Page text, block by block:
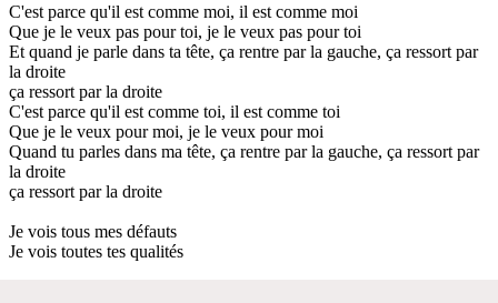
C'est parce qu'il est comme moi, il est comme moi
Que je le veux pas pour toi, je le veux pas pour toi
Et quand je parle dans ta tête, ça rentre par la gauche, ça ressort par
la droite
ça ressort par la droite
C'est parce qu'il est comme toi, il est comme toi
Que je le veux pour moi, je le veux pour moi
Quand tu parles dans ma tête, ça rentre par la gauche, ça ressort par
la droite
ça ressort par la droite
Je vois tous mes défauts
Je vois toutes tes qualités